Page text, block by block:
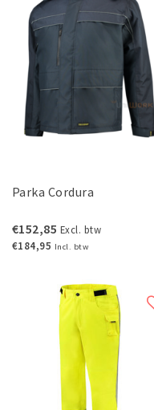
Parka Cordura
€152,85 Excl. btw
€184,95 Incl. btw